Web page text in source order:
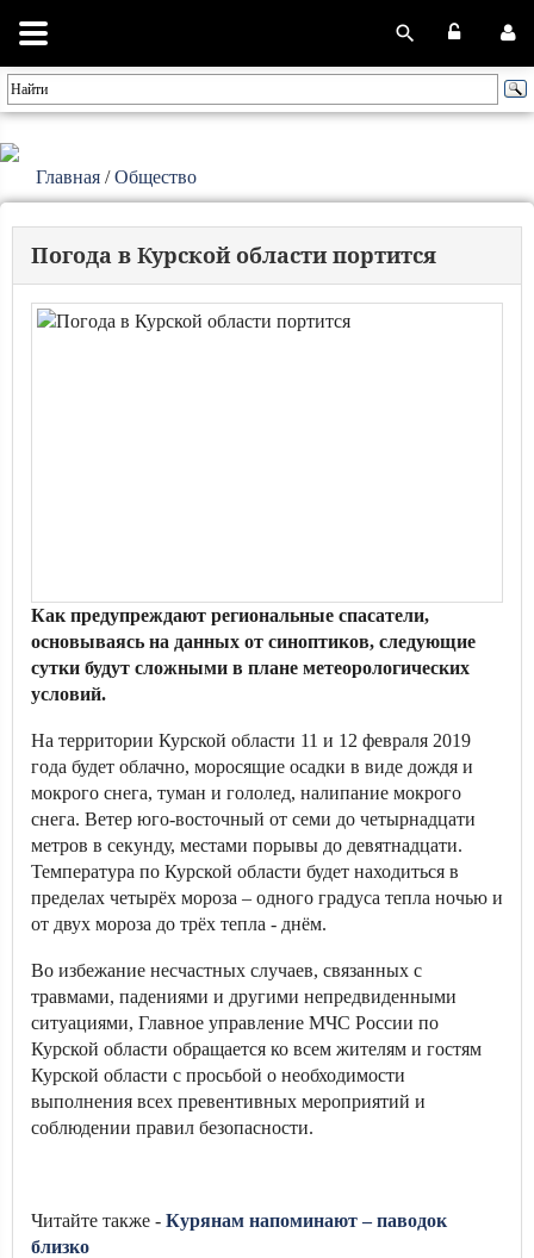
Главная /Общество
Погода в Курской области портится
Как предупреждают региональные спасатели,
основываясь на данных от синоптиков, следующие
сутки будут сложными в плане метеорологических
условий.
На территории Курской области 11 и 12 февраля 2019
года будет облачно, моросящие осадки в виде дождя и
мокрого снега, туман и гололед, налипание мокрого
снега. Ветер юго-восточный от семи до четырнадцати
метров в секунду, местами порывы до девятнадцати.
Температура по Курской области будет находиться в
пределах четырёх мороза – одного градуса тепла ночью и
от двух мороза до трёх тепла - днём.
Во избежание несчастных случаев, связанных с
травмами, падениями и другими непредвиденными
ситуациями, Главное управление МЧС России по
Курской области обращается ко всем жителям и гостям
Курской области с просьбой о необходимости
выполнения всех превентивных мероприятий и
соблюдении правил безопасности.
Читайте также - Курянам напоминают – паводок
близко